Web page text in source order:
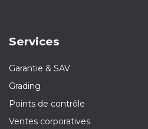
Services
Garantie & SAV
Grading
Points de contrôle
Ventes corporatives